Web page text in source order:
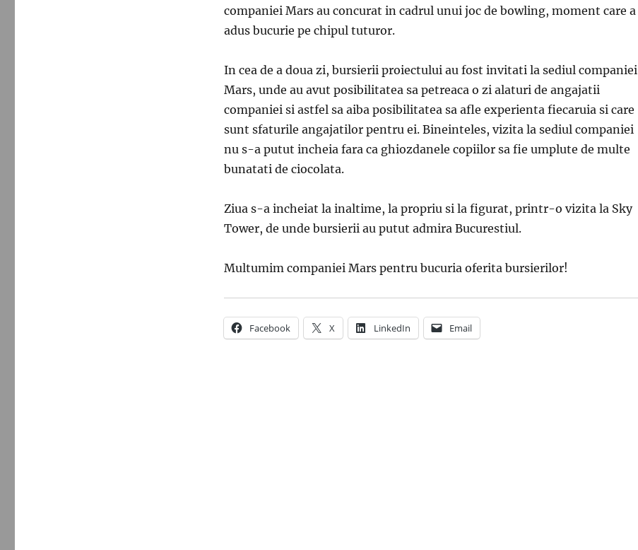
companiei Mars au concurat in cadrul unui joc de bowling, moment care a
adus bucurie pe chipul tuturor.
In cea de a doua zi, bursierii proiectului au fost invitati la sediul companiei
Mars, unde au avut posibilitatea sa petreaca o zi alaturi de angajatii
companiei si astfel sa aiba posibilitatea sa afle experienta fiecaruia si care
sunt sfaturile angajatilor pentru ei. Bineinteles, vizita la sediul companiei
nu s-a putut incheia fara ca ghiozdanele copiilor sa fie umplute de multe
bunatati de ciocolata.
Ziua s-a incheiat la inaltime, la propriu si la figurat, printr-o vizita la Sky
Tower, de unde bursierii au putut admira Bucurestiul.
Multumim companiei Mars pentru bucuria oferita bursierilor!
Facebook X LinkedIn Email